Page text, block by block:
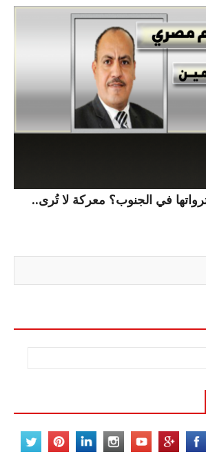
في الجنوب؟ معركة لا تُرى..